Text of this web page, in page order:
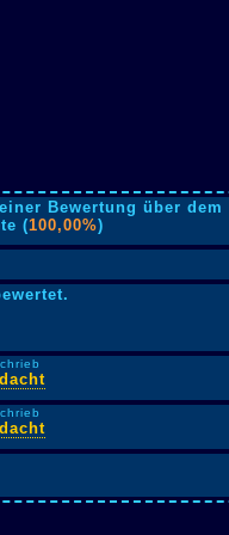
Bewertung über
(100,00%)